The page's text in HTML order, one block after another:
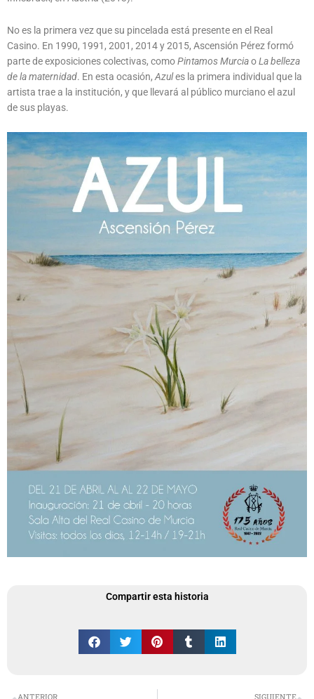
No es la primera vez que su pincelada está presente en el Real
Casino. En 1990, 1991, 2001, 2014 y 2015, Ascensión Pérez formó
parte de exposiciones colectivas, comoPintamos MurciaoLa belleza
de la maternidad. En esta ocasión, Azules la primera individual que la
artista trae a la institución, y que llevará al público murciano el azul
de sus playas.
Compartir esta historia
ANTERIOR SIGUIENTE